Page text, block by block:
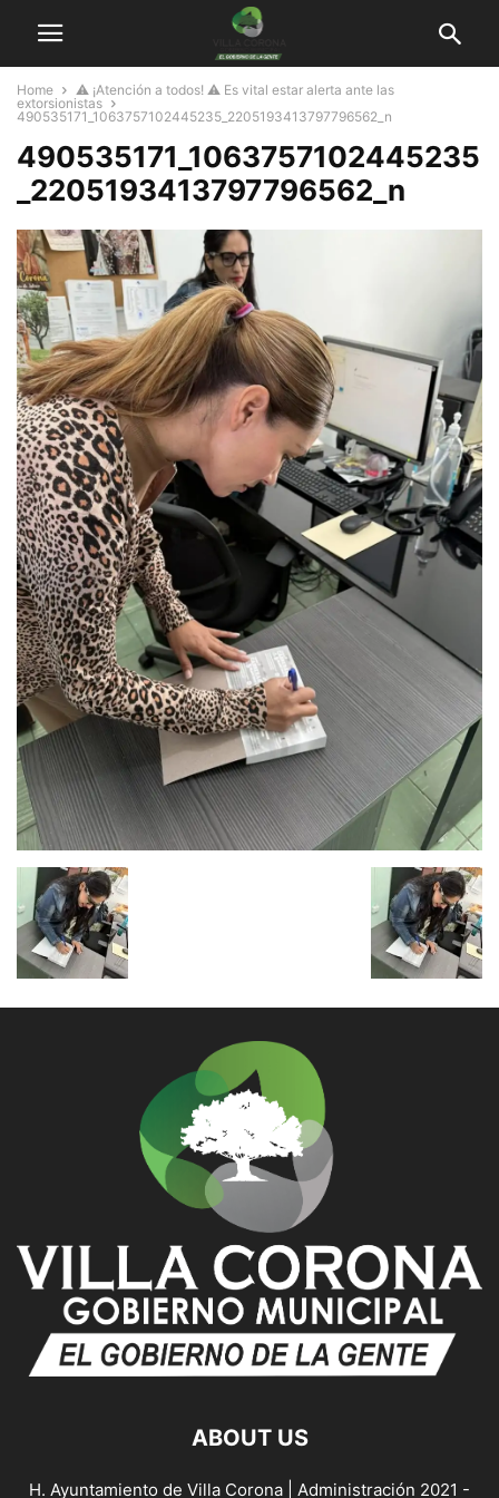
Home
⚠️ ¡Atención a todos! ⚠️ Es vital estar alerta ante las
extorsionistas
490535171_1063757102445235_2205193413797796562_n
490535171_1063757102445235
_2205193413797796562_n
ABOUT US
H. Ayuntamiento de Villa Corona | Administración 2021 -